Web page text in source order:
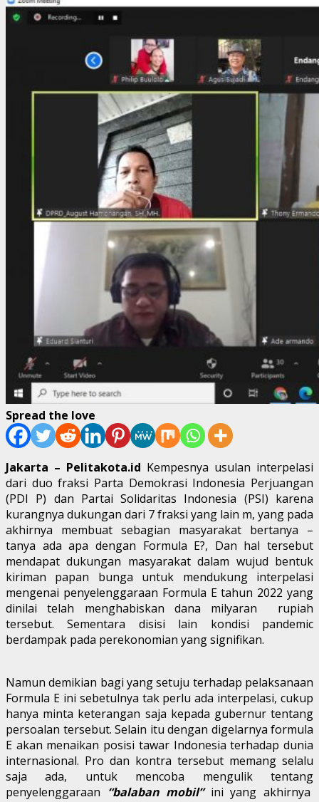
Spread the love
Jakarta – Pelitakota.id Kempesnya usulan interpelasi
dari duo fraksi Parta Demokrasi Indonesia Perjuangan
(PDI P) dan Partai Solidaritas Indonesia (PSI) karena
kurangnya dukungan dari 7 fraksi yang lain m, yang pada
akhirnya membuat sebagian masyarakat bertanya –
tanya ada apa dengan Formula E?, Dan hal tersebut
mendapat dukungan masyarakat dalam wujud bentuk
kiriman papan bunga untuk mendukung interpelasi
mengenai penyelenggaraan Formula E tahun 2022 yang
dinilai telah menghabiskan dana milyaran rupiah
tersebut. Sementara disisi lain kondisi pandemic
berdampak pada perekonomian yang signifikan.
Namun demikian bagi yang setuju terhadap pelaksanaan
Formula E ini sebetulnya tak perlu ada interpelasi, cukup
hanya minta keterangan saja kepada gubernur tentang
persoalan tersebut. Selain itu dengan digelarnya formula
E akan menaikan posisi tawar Indonesia terhadap dunia
internasional. Pro dan kontra tersebut memang selalu
saja ada, untuk mencoba mengulik tentang
penyelenggaraan “balaban mobil” ini yang akhirnya